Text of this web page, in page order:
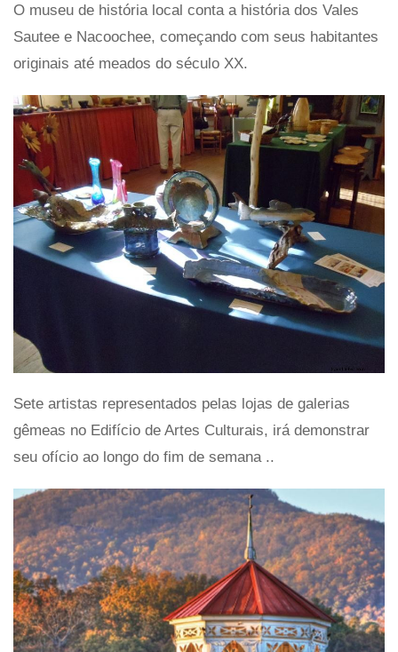
O museu de história local conta a história dos Vales
Sautee e Nacoochee, começando com seus habitantes
originais até meados do século XX.
Sete artistas representados pelas lojas de galerias
gêmeas no Edifício de Artes Culturais, irá demonstrar
seu ofício ao longo do fim de semana ..